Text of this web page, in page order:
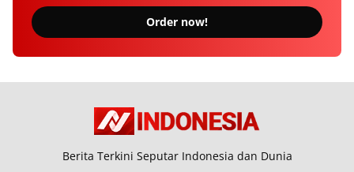
Order now!
Berita Terkini Seputar Indonesia dan Dunia